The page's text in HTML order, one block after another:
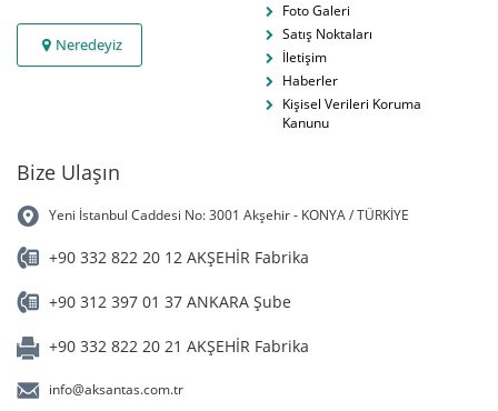
Neredeyiz
Foto Galeri
Satış Noktaları
İletişim
Haberler
Kişisel Verileri Koruma
Kanunu
Bize Ulaşın
Yeni İstanbul Caddesi No: 3001 Akşehir - KONYA / TÜRKİYE
+90 332 822 20 12 AKŞEHİR Fabrika
+90 312 397 01 37 ANKARA Şube
+90 332 822 20 21 AKŞEHİR Fabrika
info@aksantas.com.tr